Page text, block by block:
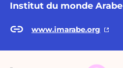
Institut du monde Arabe
www.imarabe.org